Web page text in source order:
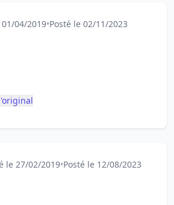
04/2019•Posté le 02/11/2023
le 27/02/2019•Posté le 12/08/2023